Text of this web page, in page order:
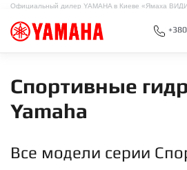
Официальный дилер YAMAHA в Киеве «Ямаха
Спортивные
Yamaha
Все модели серии